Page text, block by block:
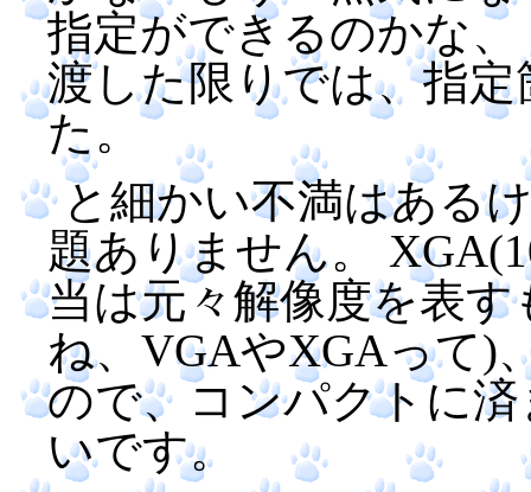
指定ができるのかな
渡した限りでは、指
た。
と細かい不満はある
題ありません。
当は元々解像度を表
ね、VGAやXGAって)
ので、コンパクトに
いです。